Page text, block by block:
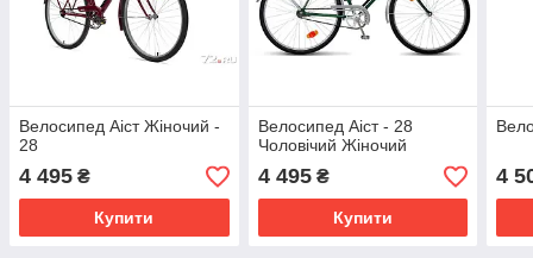
Велосипед Аіст Жіночий -
28
4 495 ₴
Купити
Велосипед Аіст - 28
Чоловічий Жіночий
4 495₴
Купити
4